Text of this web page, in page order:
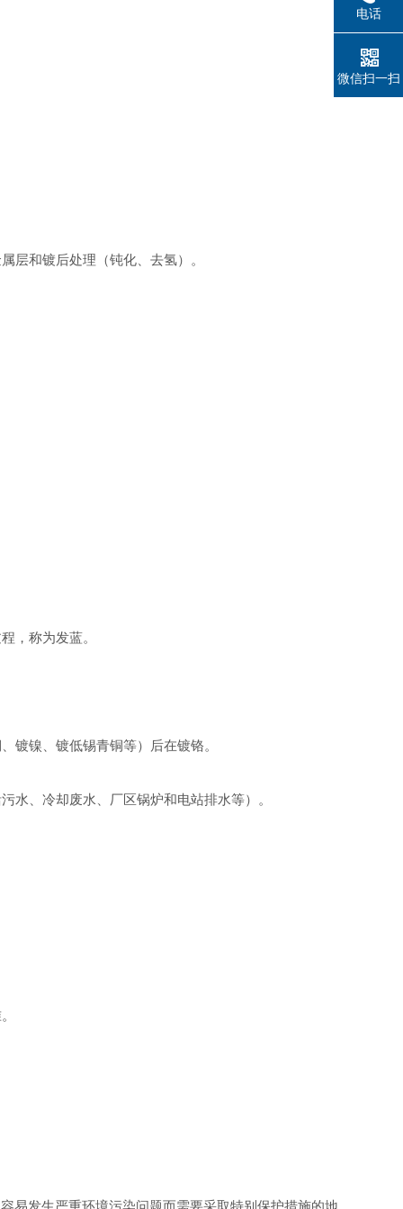
层和镀后处理（钝化、去氢）。
，称为发蓝。
镀镍、镀低锡青铜等）后在镀铬。
水、冷却废水、厂区锅炉和电站排水等）。
易发生严重环境污染问题而需要采取特别保护措施的地
电话
微信扫一扫